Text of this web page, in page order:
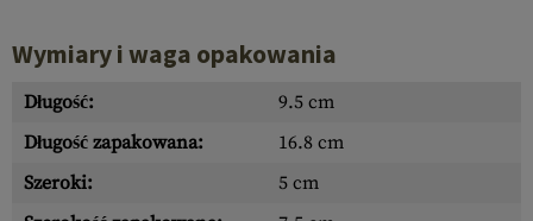
Wymiary i waga opakowania
Długość:
9.5 cm
Długość zapakowana:
16.8 cm
Szeroki:
5 cm